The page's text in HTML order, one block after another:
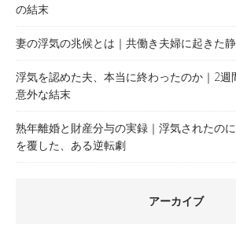
の結末
妻の浮気の兆候とは｜共働き夫婦に起きた
浮気を認めた夫、本当に終わったのか｜2週
意外な結末
熟年離婚と財産分与の実録｜浮気されたの
を覆した、ある逆転劇
アーカイブ